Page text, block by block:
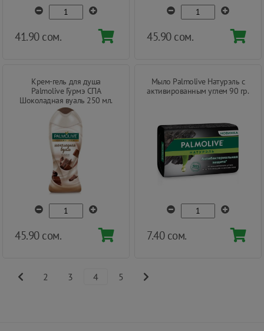
41.90 сом. 45.90 сом.
Крем-гель для душа
Palmolive Гурмэ СПА
Шоколадная вуаль 250 мл.
45.90 сом.
Мыло Palmolive Натурэль с
активированным углем 90 гр.
7.40 сом.
2 3 4 5